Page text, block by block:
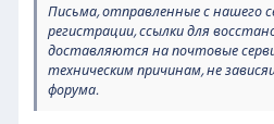
Письма, отправленные с нашего
регистрации, ссылки для
доставляются на почтовые
техническим причинам, не
форума.